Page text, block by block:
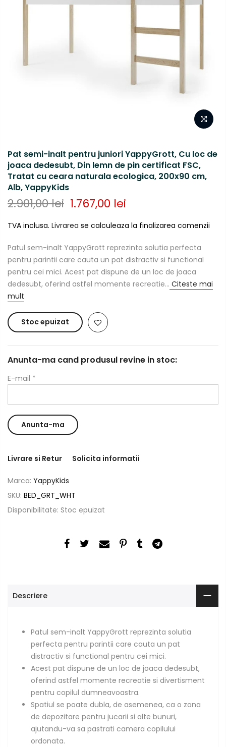
Pat semi-inalt pentru juniori YappyGrott, Cu loc de
joaca dedesubt, Din lemn de pin certificat FSC,
Tratat cu ceara naturala ecologica, 200x90 cm,
Alb, YappyKids
2.901,00 lei 1.767,00 lei
TVA inclusa. Livrarea se calculeaza la finalizarea comenzii
Patul sem-inalt YappyGrott reprezinta solutia perfecta
pentru parintii care cauta un pat distractiv si functional
pentru cei mici. Acest pat dispune de un loc de joaca
dedesubt, oferind astfel momente recreatie... Citeste mai
mult
Stoc epuizat
Anunta-ma cand produsul revine in stoc:
E-mail *
Livrare si Retur Solicita informatii
Marca: YappyKids
SKU: BED_GRT_WHT
Disponibilitate: Stoc epuizat
Descriere
Patul sem-inalt YappyGrott reprezinta solutia
perfecta pentru parintii care cauta un pat
distractiv si functional pentru cei mici.
Acest pat dispune de un loc de joaca dedesubt,
oferind astfel momente recreatie si divertisment
pentru copilul dumneavoastra.
Spatiul se poate dubla, de asemenea, ca o zona
de depozitare pentru jucarii si alte bunuri,
ajutandu-va sa pastrati camera copilului
ordonata.